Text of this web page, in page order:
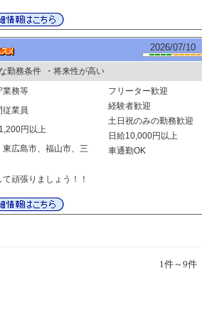
2026/07/10
勤務条件
・将来性が高い
務等
従業員
円以上
広島市、福山市、三
頑張りましょう！！
フリーター歓迎
経験者歓迎
土日祝のみの勤務歓迎
日給10,000円以上
車通勤OK
1件～9件